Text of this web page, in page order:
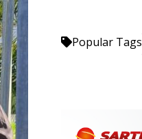
Popular Tags